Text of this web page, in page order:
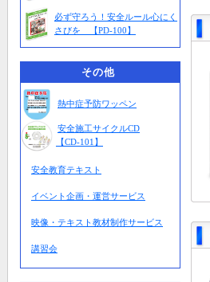
必ず守ろう！安全ルール心にく
さびを 【PD-100】
その他
熱中症予防ワッペン
安全施工サイクルCD
【CD-101】
安全教育テキスト
イベント企画・運営サービス
映像・テキスト教材制作サービス
講習会